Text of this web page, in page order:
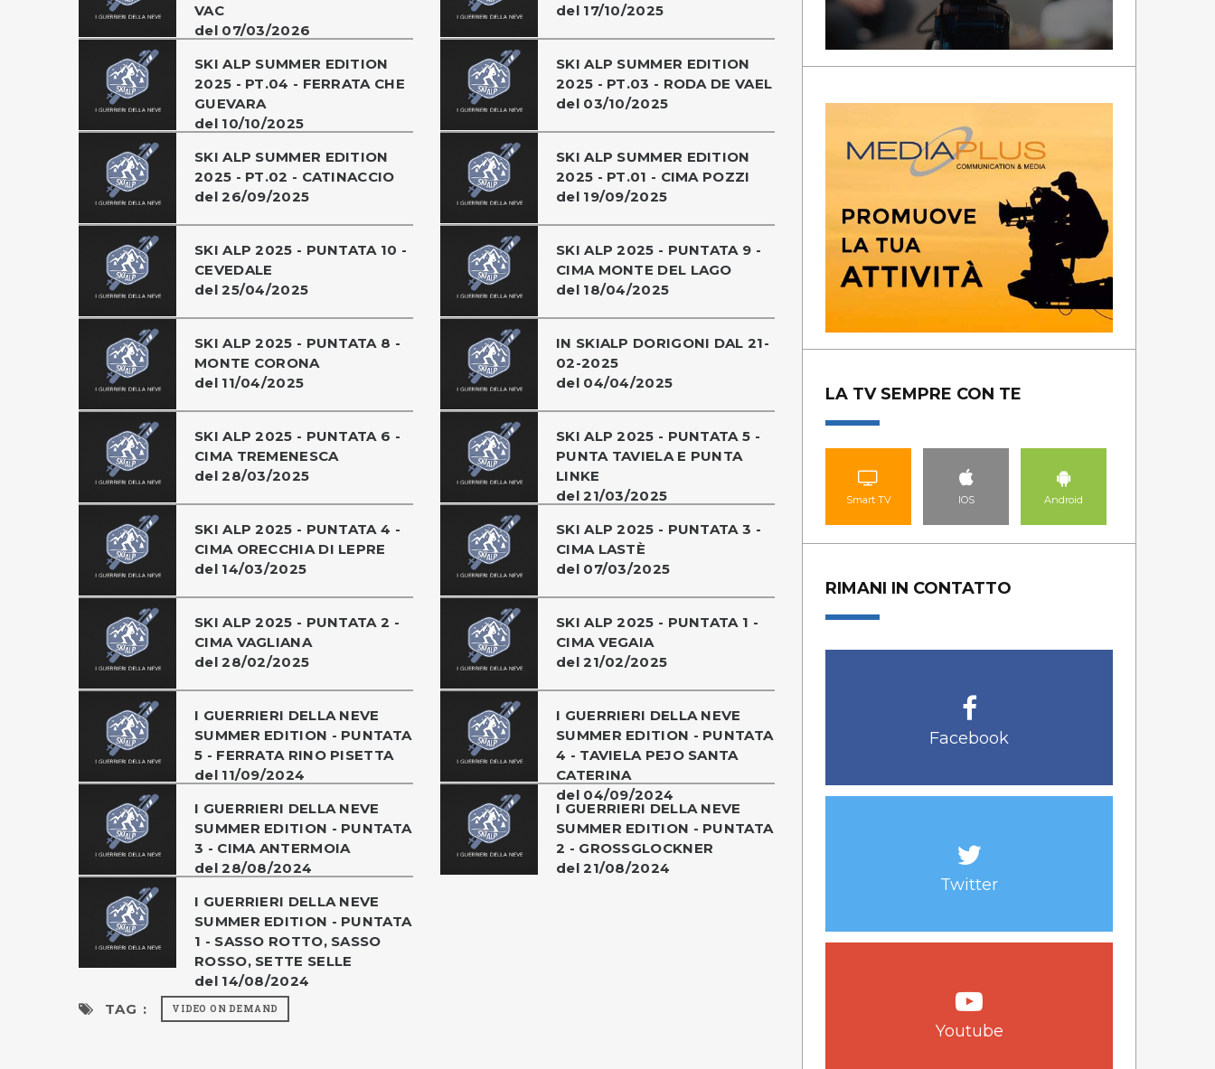
VAC
del 07/03/2026
del 17/10/2025
SKI ALP SUMMER EDITION
2025 - PT.04 - FERRATA CHE
GUEVARA
del 10/10/2025
SKI ALP SUMMER EDITION
2025 - PT.03 - RODA DE VAEL
del 03/10/2025
SKI ALP SUMMER EDITION
2025 - PT.02 - CATINACCIO
del 26/09/2025
SKI ALP SUMMER EDITION
2025 - PT.01 - CIMA POZZI
del 19/09/2025
SKI ALP 2025 - PUNTATA 10 -
CEVEDALE
del 25/04/2025
SKI ALP 2025 - PUNTATA 9 -
CIMA MONTE DEL LAGO
del 18/04/2025
SKI ALP 2025 - PUNTATA 8 -
MONTE CORONA
del 11/04/2025
IN SKIALP DORIGONI DAL 21-
02-2025
del 04/04/2025
SKI ALP 2025 - PUNTATA 6 -
CIMA TREMENESCA
del 28/03/2025
SKI ALP 2025 - PUNTATA 5 -
PUNTA TAVIELA E PUNTA
LINKE
del 21/03/2025
SKI ALP 2025 - PUNTATA 4 -
CIMA ORECCHIA DI LEPRE
del 14/03/2025
SKI ALP 2025 - PUNTATA 3 -
CIMA LASTÈ
del 07/03/2025
SKI ALP 2025 - PUNTATA 2 -
CIMA VAGLIANA
del 28/02/2025
SKI ALP 2025 - PUNTATA 1 -
CIMA VEGAIA
del 21/02/2025
I GUERRIERI DELLA NEVE
SUMMER EDITION - PUNTATA
5 - FERRATA RINO PISETTA
del 11/09/2024
I GUERRIERI DELLA NEVE
SUMMER EDITION - PUNTATA
4 - TAVIELA PEJO SANTA
CATERINA
del 04/09/2024
I GUERRIERI DELLA NEVE
SUMMER EDITION - PUNTATA
3 - CIMA ANTERMOIA
del 28/08/2024
I GUERRIERI DELLA NEVE
SUMMER EDITION - PUNTATA
2 - GROSSGLOCKNER
del 21/08/2024
I GUERRIERI DELLA NEVE
SUMMER EDITION - PUNTATA
1 - SASSO ROTTO, SASSO
ROSSO, SETTE SELLE
del 14/08/2024
TAG :
VIDEO ON DEMAND
LA TV SEMPRE CON TE
Smart TV IOS Android
RIMANI IN CONTATTO
Facebook
Twitter
Youtube